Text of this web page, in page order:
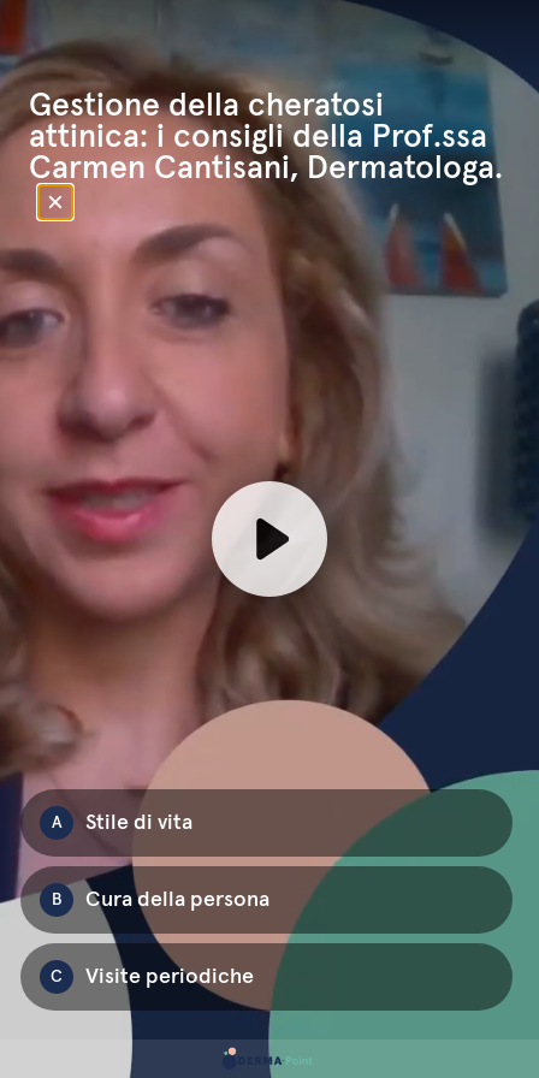
Gestione della cheratosi
attinica: i consigli della Prof.ssa
Carmen Cantisani, Dermatologa.
A Stile di vita
B Cura della persona
C Visite periodiche